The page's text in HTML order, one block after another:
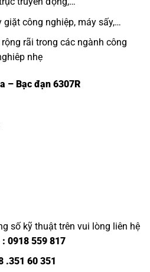
giặt công nghiệp, máy sấy,…
rãi trong các ngành công
nhẹ
– Bạc đạn 6307R
số kỹ thuật trên vui lòng liên hệ
: 0918 559 817
.351 60 351